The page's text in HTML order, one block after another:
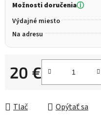
Možnosti doručeniaⓘ
Výdajné miesto
Na adresu
20 €
Jednotková cena:
Tlač Opýtať sa